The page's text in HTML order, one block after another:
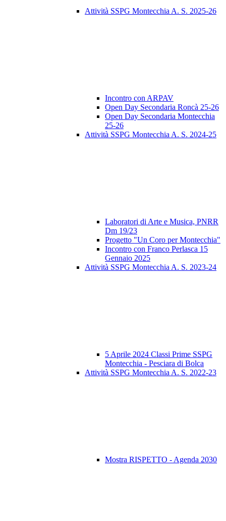
Attività SSPG Montecchia A. S. 2025-26
Incontro con ARPAV
Open Day Secondaria Roncà 25-26
Open Day Secondaria Montecchia
25-26
Attività SSPG Montecchia A. S. 2024-25
Laboratori di Arte e Musica, PNRR
Dm 19/23
Progetto "Un Coro per Montecchia"
Incontro con Franco Perlasca 15
Gennaio 2025
Attività SSPG Montecchia A. S. 2023-24
5 Aprile 2024 Classi Prime SSPG
Montecchia - Pesciara di Bolca
Attività SSPG Montecchia A. S. 2022-23
Mostra RISPETTO - Agenda 2030